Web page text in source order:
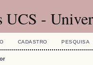
UCS -
CADASTRO PESQUISA